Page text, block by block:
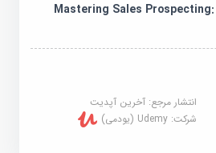
Mastering Sales
انتشار مرجع:آخرین آپدیت
شرکت:Udemy (یودمی)